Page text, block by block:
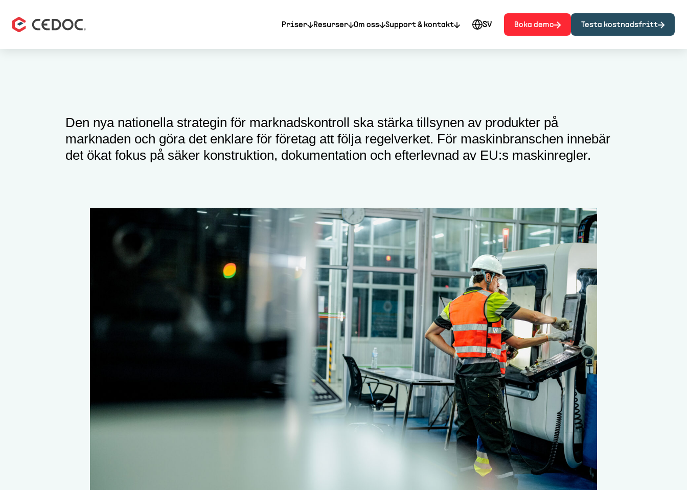
Priser Resurser Om oss Support & kontakt SV Boka demo Testa kostnadsfritt
Den nya nationella strategin för marknadskontroll ska stärka tillsynen av produkter på
marknaden och göra det enklare för företag att följa regelverket. För maskinbranschen innebär
det ökat fokus på säker konstruktion, dokumentation och efterlevnad av EU:s maskinregler.